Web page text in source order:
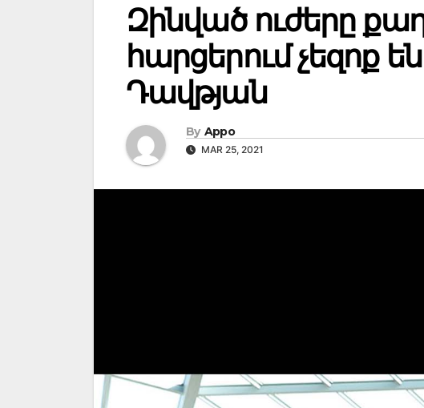
Զինված ուժերը
հարցերում չեզոք
Դավթյան
By Appo
MAR 25, 2021